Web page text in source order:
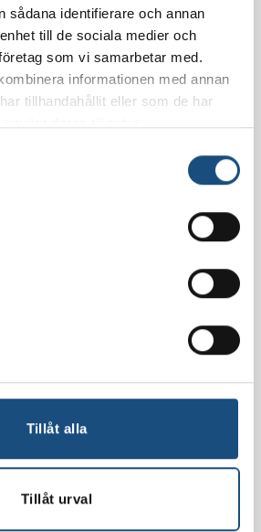
sådana identifierare och annan
till de sociala medier och
som vi samarbetar med.
informationen med annan
tillhandahållit eller som de har
Tillåt alla
Tillåt urval
proizvodnja
sudžuke